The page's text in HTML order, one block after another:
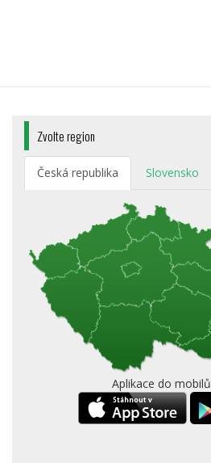
Zvolte region
Česká republika Slovensko
Aplikace do mobilů